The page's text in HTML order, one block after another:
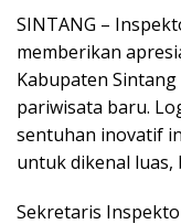
SINTANG –
memberikan
Kabupaten
pariwisata baru.
sentuhan inovatif
untuk dikenal
Sekretaris